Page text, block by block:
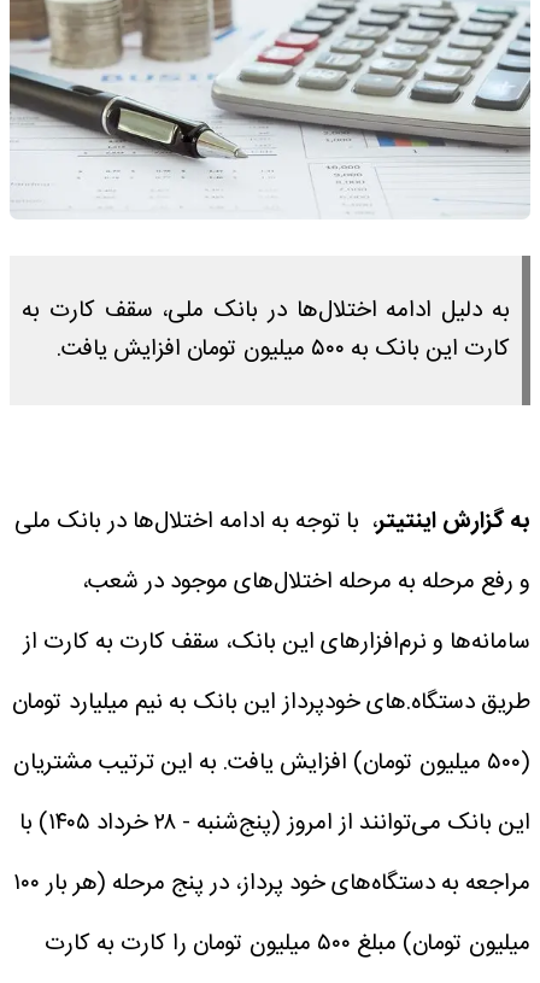
به دلیل ادامه اختلال‌ها در بانک ملی، سقف کارت به
کارت این بانک به ۵۰۰ میلیون تومان افزایش یافت.
به گزارش اینتیتر، با توجه به ادامه اختلال‌ها در بانک ملی
و رفع مرحله به مرحله اختلال‌های موجود در شعب،
سامانه‌ها و نرم‌افزارهای این بانک، سقف کارت به کارت از
طریق دستگاه.های خودپرداز این بانک به نیم میلیارد تومان
(۵۰۰ میلیون تومان) افزایش یافت.
به این ترتیب مشتریان
این بانک می‌توانند از امروز (پنج‌شنبه - ۲۸ خرداد ۱۴۰۵) با
مراجعه به دستگاه‌های خود پرداز، در پنج مرحله (هر بار ۱۰۰
میلیون تومان) مبلغ ۵۰۰ میلیون تومان را کارت به کارت